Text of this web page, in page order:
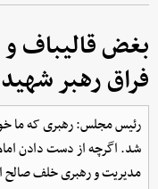
بغض قالیباف
فراق رهبر
رئیس مجلس: رهبری که ما
شد. اگرچه از دست دادن
مدیریت و رهبری خلف صالح